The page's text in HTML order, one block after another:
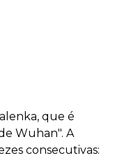
que é
Wuhan". A
consecutivas: